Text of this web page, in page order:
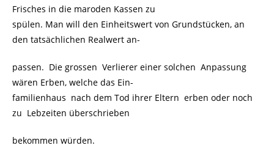
Frisches in die maroden Kassen zu
spülen. Man will den Einheitswert von Grundstücken, an
den tatsächlichen Realwert an-
passen. Die grossen Verlierer einer solchen Anpassung
wären Erben, welche das Ein-
familienhaus nach dem Tod ihrer Eltern erben oder noch
zu Lebzeiten überschrieben
bekommen würden.